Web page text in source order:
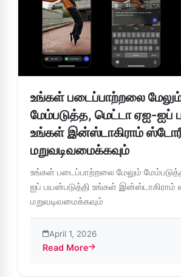
உங்கள் படைப்பாற்றலை
மேம்படுத்த, மெட்டா ஏஐ-ஐப்
உங்கள் இன்ஸ்டாகிராம்
மறுவடிவமைக்கவும்
உங்கள் படைப்பாற்றலை மேலும்
ஐப் பயன்படுத்தி உங்கள்
மறுவடிவமைக்கவும்
April 1, 2026
Read More
about உங்கள் படைப்பாற்றலை மேலும்